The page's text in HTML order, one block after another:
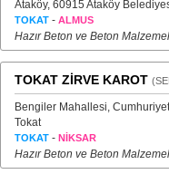
Ataköy, 60915 Ataköy
TOKAT - ALMUS
Hazır Beton ve Beton
TOKAT ZİRVE KAROT
Bengiler Mahallesi,
Tokat
TOKAT - NİKSAR
Hazır Beton ve Beton